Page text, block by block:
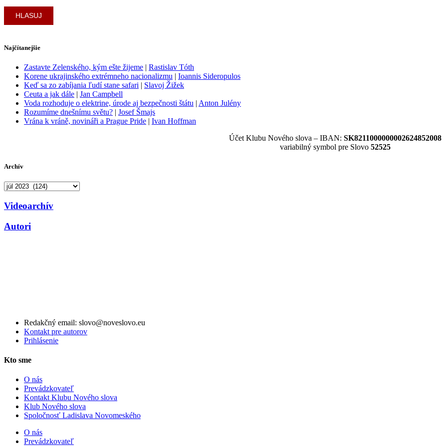
Najčítanejšie
Zastavte Zelenského, kým ešte žijeme | Rastislav Tóth
Korene ukrajinského extrémneho nacionalizmu | Ioannis Sideropulos
Keď sa zo zabíjania ľudí stane safari | Slavoj Žižek
Ceuta a jak dále | Jan Campbell
Voda rozhoduje o elektrine, úrode aj bezpečnosti štátu | Anton Julény
Rozumíme dnešnímu světu? | Josef Šmajs
Vrána k vráně, novináři a Prague Pride | Ivan Hoffman
Účet Klubu Nového slova – IBAN: SK8211000000002624852008
variabilný symbol pre Slovo 52525
Archív
Archív
Videoarchív
Autori
Redakčný email: slovo@noveslovo.eu
Kontakt pre autorov
Prihlásenie
Kto sme
O nás
Prevádzkovateľ
Kontakt Klubu Nového slova
Klub Nového slova
Spoločnosť Ladislava Novomeského
O nás
Prevádzkovateľ